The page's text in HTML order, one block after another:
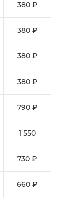
380 ₽
380 ₽
380 ₽
380 ₽
790 ₽
1 550
730 ₽
660 ₽